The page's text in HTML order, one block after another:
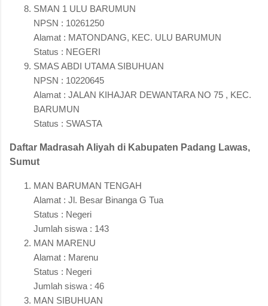
SMAN 1 ULU BARUMUN
NPSN : 10261250
Alamat : MATONDANG, KEC. ULU BARUMUN
Status : NEGERI
SMAS ABDI UTAMA SIBUHUAN
NPSN : 10220645
Alamat : JALAN KIHAJAR DEWANTARA NO 75 , KEC.
BARUMUN
Status : SWASTA
Daftar Madrasah Aliyah di Kabupaten Padang Lawas,
Sumut
MAN BARUMAN TENGAH
Alamat : Jl. Besar Binanga G Tua
Status : Negeri
Jumlah siswa : 143
MAN MARENU
Alamat : Marenu
Status : Negeri
Jumlah siswa : 46
MAN SIBUHUAN